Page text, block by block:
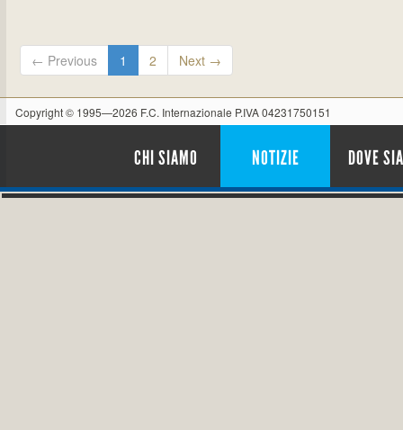
← Previous 1 2 Next →
Copyright © 1995—2026 F.C. Internazionale P.IVA 04231750151
CHI SIAMO NOTIZIE DOVE